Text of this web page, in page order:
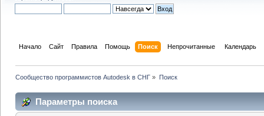
Начало Сайт Правила Помощь Поиск Непрочитанные Календарь
Сообщество программистов Autodesk в СНГ » Поиск
Параметры поиска